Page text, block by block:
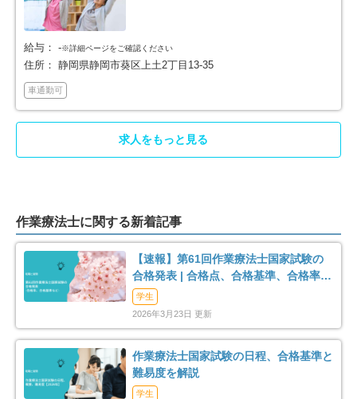
給与： -※詳細ページをご確認ください
住所： 静岡県静岡市葵区上土2丁目13-35
車通勤可
求人をもっと見る
作業療法士に関する新着記事
【速報】第61回作業療法士国家試験の
合格発表 | 合格点、合格基準、合格率
（2026年）
学生
2026年3月23日 更新
作業療法士国家試験の日程、合格基準と
難易度を解説
学生